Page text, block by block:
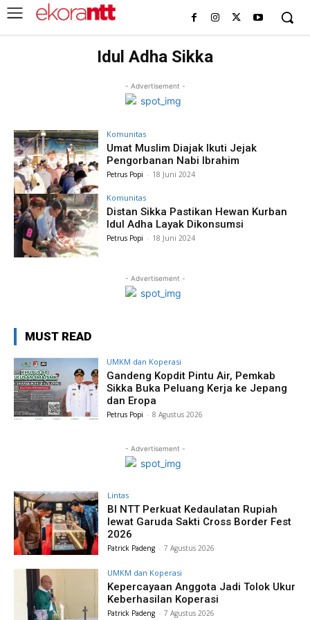
Idul Adha Sikka
- Advertisement -
Komunitas
Umat Muslim Diajak Ikuti Jejak
Pengorbanan Nabi Ibrahim
Petrus Popi - 18 Juni 2024
Komunitas
Distan Sikka Pastikan Hewan Kurban
Idul Adha Layak Dikonsumsi
Petrus Popi - 18 Juni 2024
- Advertisement -
MUST READ
UMKM dan Koperasi
Gandeng Kopdit Pintu Air, Pemkab
Sikka Buka Peluang Kerja ke Jepang
dan Eropa
Petrus Popi - 8 Agustus 2026
- Advertisement -
Lintas
BI NTT Perkuat Kedaulatan Rupiah
lewat Garuda Sakti Cross Border Fest
2026
Patrick Padeng - 7 Agustus 2026
UMKM dan Koperasi
Kepercayaan Anggota Jadi Tolok Ukur
Keberhasilan Koperasi
Patrick Padeng - 7 Agustus 2026